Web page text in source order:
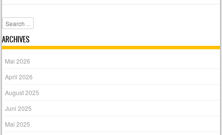
Search
ARCHIVES
Mai 2026
April 2026
August 2025
Juni 2025
Mai 2025